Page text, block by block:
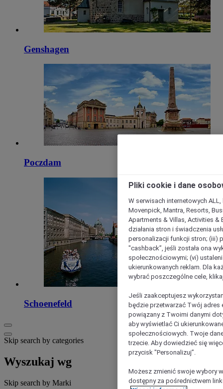
Genshagen
Poczdam
Schoenefeld
Skip search by categories
Wyszukaj wg
Skip search by Marki
Pliki cookie i dane
W serwisach internetowych
Movenpick, Mantra, Resorts,
Apartments & Villas, Activities &
działania stron i świadczenia
personalizacji funkcji stron; (iii)
"cashback”, jeśli została ona
społecznościowymi; (vi)
ukierunkowanych reklam. Dla
wybrać poszczególne cele,
Jeśli zaakceptujesz
będzie przetwarzać Twój adres
powiązany z Twoimi danymi
aby wyświetlać Ci
społecznościowych. Twoje
trzecie. Aby dowiedzieć się
przycisk "Personalizuj”.
Możesz zmienić swoje wybory
dostępny za pośrednictwem